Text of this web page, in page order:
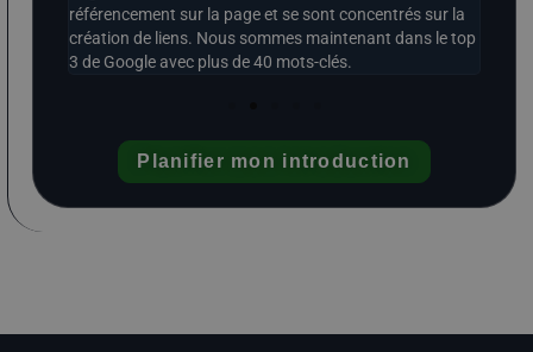
référencement sur la page et se sont concentrés sur la
création de liens. Nous sommes maintenant dans le top
3 de Google avec plus de 40 mots-clés.
Planifier mon introduction